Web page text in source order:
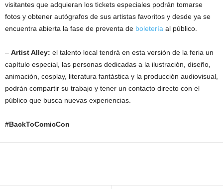
visitantes que adquieran los tickets especiales podrán tomarse
fotos y obtener autógrafos de sus artistas favoritos y desde ya se
encuentra abierta la fase de preventa de boletería al público.
– Artist Alley: el talento local tendrá en esta versión de la feria un
capítulo especial, las personas dedicadas a la ilustración, diseño,
animación, cosplay, literatura fantástica y la producción audiovisual,
podrán compartir su trabajo y tener un contacto directo con el
público que busca nuevas experiencias.
#BackToComicCon